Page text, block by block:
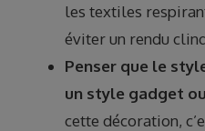
les textiles
éviter un rendu
Penser que le
un style gadget
cette décoration,